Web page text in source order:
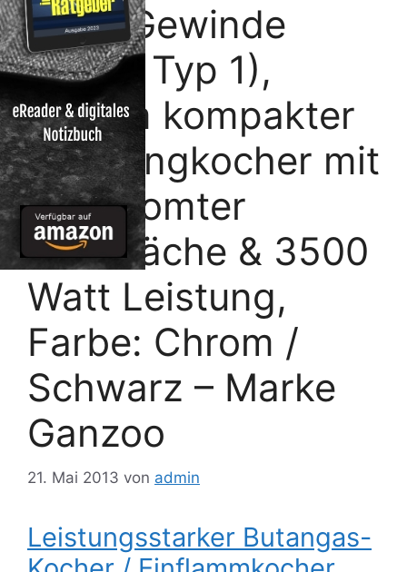
n mit Gewinde
(Ventil Typ 1),
extrem kompakter
Campingkocher mit
verchromter
Oberfläche & 3500
Watt Leistung,
Farbe: Chrom /
Schwarz – Marke
Ganzoo
21. Mai 2013 von admin
Leistungsstarker Butangas-